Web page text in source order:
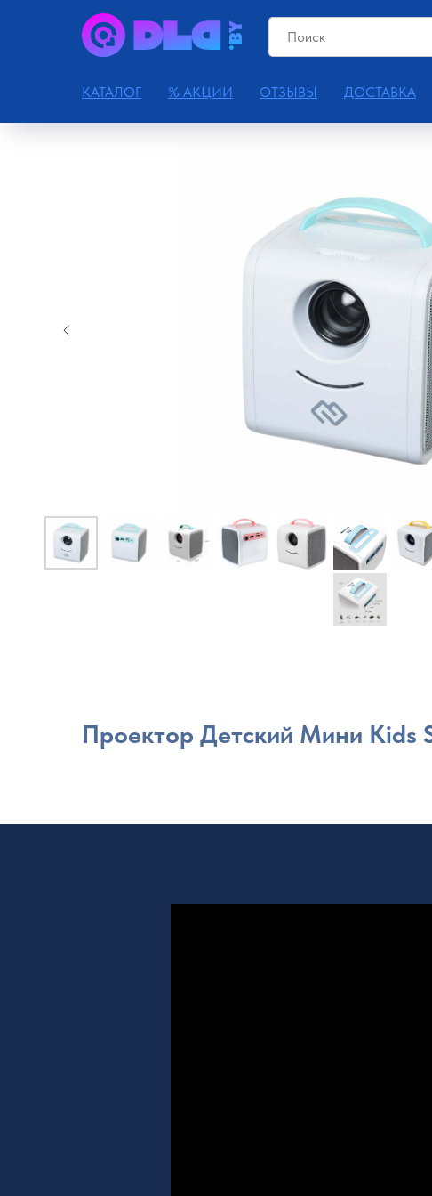
КАТАЛОГ % АКЦИИ ОТЗЫВЫ ДОСТАВКА
Проектор Детский Мини Kids